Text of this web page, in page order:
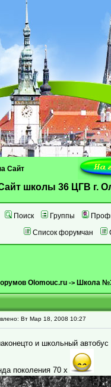
Сайт
школы 36 ЦГВ г.
Поиск Группы
Список форумчан
Olomouc.ru -> Школа
Вт Мар 18, 2008 10:27
и школьный
поколения 70 х